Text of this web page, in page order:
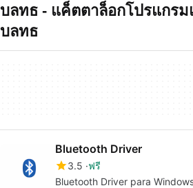
บลทธ - แค็ตตาล็อกโปรแกร
บลทธ
Bluetooth Driver
3.5 ฟรี
Bluetooth Driver para